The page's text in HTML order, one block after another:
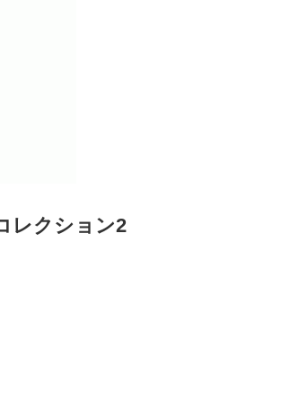
レクション2